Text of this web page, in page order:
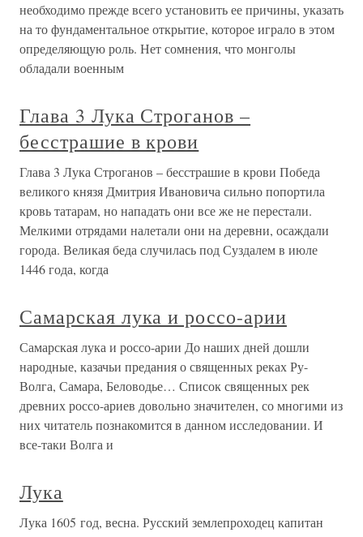
необходимо прежде всего установить ее причины, указать
на то фундаментальное открытие, которое играло в этом
определяющую роль. Нет сомнения, что монголы
обладали военным
Глава 3 Лука Строганов –
бесстрашие в крови
Глава 3 Лука Строганов – бесстрашие в крови Победа
великого князя Дмитрия Ивановича сильно попортила
кровь татарам, но нападать они все же не перестали.
Мелкими отрядами налетали они на деревни, осаждали
города. Великая беда случилась под Суздалем в июле
1446 года, когда
Самарская лука и россо-арии
Самарская лука и россо-арии До наших дней дошли
народные, казачьи предания о священных реках Ру-
Волга, Самара, Беловодье… Список священных рек
древних россо-ариев довольно значителен, со многими из
них читатель познакомится в данном исследовании. И
все-таки Волга и
Лука
Лука 1605 год, весна. Русский землепроходец капитан